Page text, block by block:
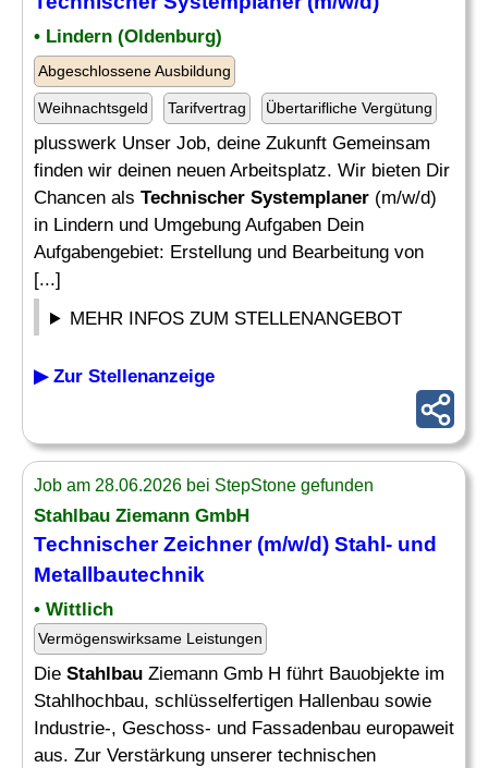
• Lindern (Oldenburg)
Abgeschlossene Ausbildung
Weihnachtsgeld Tarifvertrag Übertarifliche Vergütung
plusswerk Unser Job, deine Zukunft Gemeinsam
finden wir deinen neuen Arbeitsplatz. Wir bieten Dir
Chancen als Technischer Systemplaner (m/w/d)
in Lindern und Umgebung Aufgaben Dein
Aufgabengebiet: Erstellung und Bearbeitung von
[...]
MEHR INFOS ZUM STELLENANGEBOT
▶ Zur Stellenanzeige
Job am 28.06.2026 bei StepStone gefunden
Stahlbau Ziemann GmbH
TechnischerZeichner (m/w/d) Stahl- und
Metallbautechnik
• Wittlich
Vermögenswirksame Leistungen
Die Stahlbau Ziemann Gmb H führt Bauobjekte im
Stahlhochbau, schlüsselfertigen Hallenbau sowie
Industrie-, Geschoss- und Fassadenbau europaweit
aus. Zur Verstärkung unserer technischen